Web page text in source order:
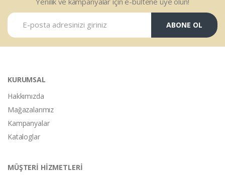
ABONE OL
KURUMSAL
Hakkımızda
Mağazalarımız
Kampanyalar
Kataloglar
MÜŞTERİ HİZMETLERİ